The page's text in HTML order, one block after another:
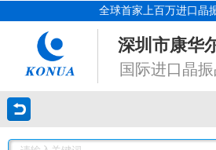
全球首家上百万进口晶
深圳市康华
国际进口晶